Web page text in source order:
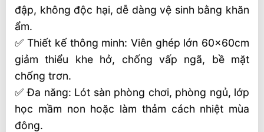
đập, không độc hại, dễ dàng vệ sinh bằng khăn
ẩm.
✅ Thiết kế thông minh: Viên ghép lớn 60x60cm
giảm thiểu khe hở, chống vấp ngã, bề mặt
chống trơn.
✅ Đa năng: Lót sàn phòng chơi, phòng ngủ, lớp
học mầm non hoặc làm thảm cách nhiệt mùa
đông.